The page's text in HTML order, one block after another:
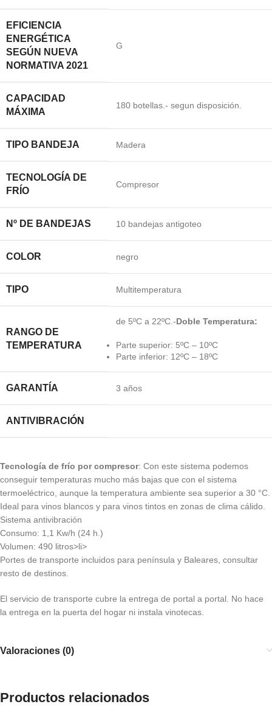
EFICIENCIA
ENERGÉTICA
SEGÚN NUEVA
NORMATIVA 2021
G
CAPACIDAD
MÁXIMA
180 botellas.- segun disposición.
TIPO BANDEJA Madera
TECNOLOGÍA DE
FRÍO
Compresor
Nº DE BANDEJAS 10 bandejas antigoteo
COLOR negro
TIPO Multitemperatura
RANGO DE
TEMPERATURA
de 5ºC a 22ºC.-Doble Temperatura:
Parte superior: 5ºC – 10ºC
Parte inferior: 12ºC – 18ºC
GARANTÍA 3 años
ANTIVIBRACIÓN
Tecnología de frío por compresor: Con este sistema podemos
conseguir temperaturas mucho más bajas que con el sistema
termoeléctrico, aunque la temperatura ambiente sea superior a 30 °C.
Ideal para vinos blancos y para vinos tintos en zonas de clima cálido.
Sistema antivibración
Consumo: 1,1 Kw/h (24 h.)
Volumen: 490 litros>li>
Portes de transporte incluidos para península y Baleares, consultar
resto de destinos.
El servicio de transporte cubre la entrega de portal a portal. No hace
la entrega en la puerta del hogar ni instala vinotecas.
Valoraciones (0)
Productos relacionados